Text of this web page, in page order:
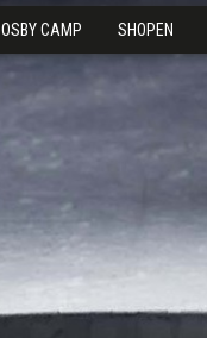
OSBY CAMP SHOPEN